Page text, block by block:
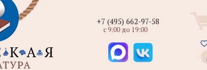
+7 (495) 662-97-58
с 9:00 до 19:00